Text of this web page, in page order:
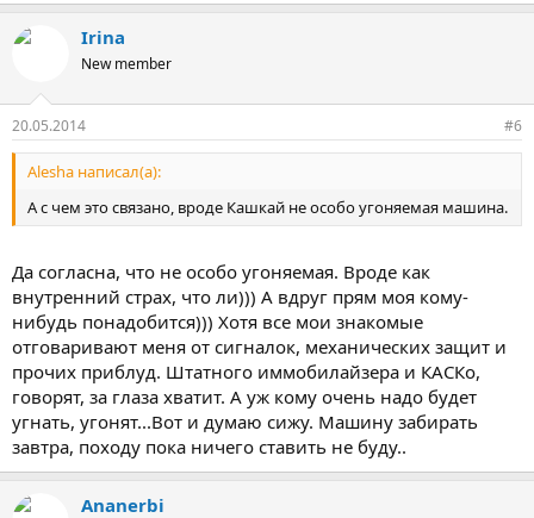
Irina
New member
20.05.2014 #6
Alesha написал(а):
А с чем это связано, вроде Кашкай не особо угоняемая машина.
Да согласна, что не особо угоняемая. Вроде как
внутренний страх, что ли))) А вдруг прям моя кому-
нибудь понадобится))) Хотя все мои знакомые
отговаривают меня от сигналок, механических защит и
прочих приблуд. Штатного иммобилайзера и КАСКо,
говорят, за глаза хватит. А уж кому очень надо будет
угнать, угонят...Вот и думаю сижу. Машину забирать
завтра, походу пока ничего ставить не буду..
Ananerbi